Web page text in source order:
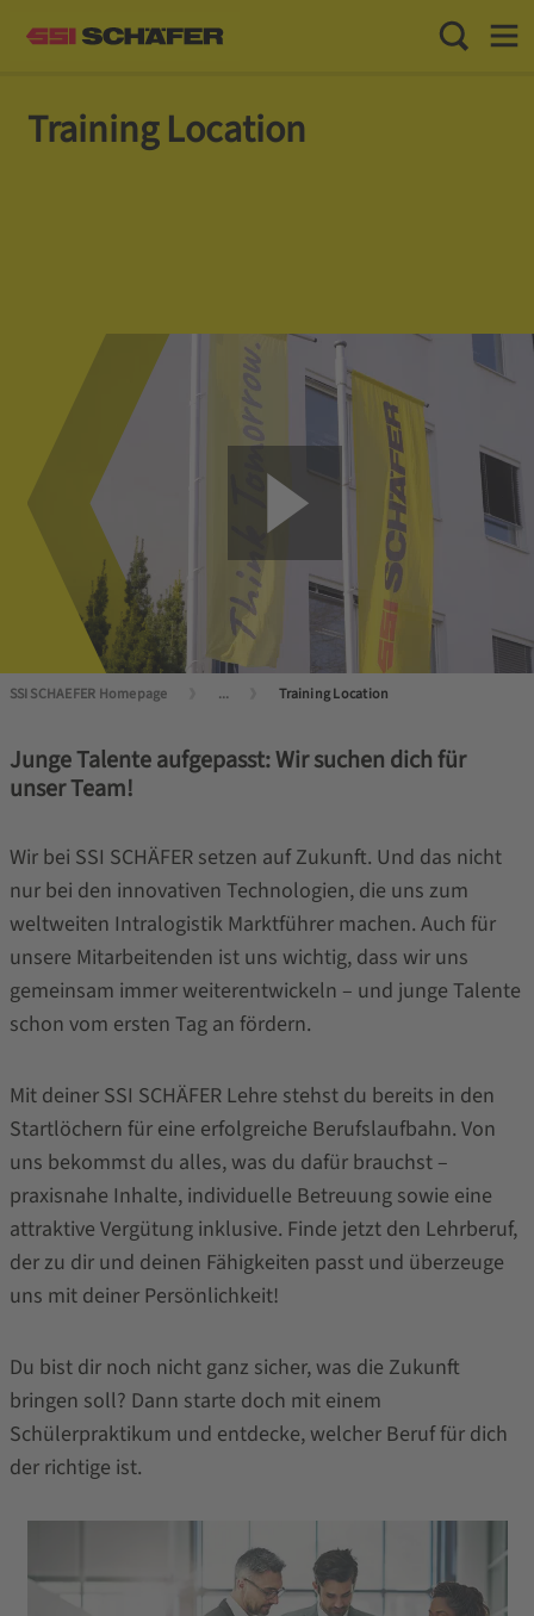
Toggle
Training Location
SSI SCHAEFER Homepage ... Training Location
Junge Talente aufgepasst: Wir suchen dich für
unser Team!
Wir bei SSI SCHÄFER setzen auf Zukunft. Und das nicht
nur bei den innovativen Technologien, die uns zum
weltweiten Intralogistik Marktführer machen. Auch für
unsere Mitarbeitenden ist uns wichtig, dass wir uns
gemeinsam immer weiterentwickeln – und junge Talente
schon vom ersten Tag an fördern.
Mit deiner SSI SCHÄFER Lehre stehst du bereits in den
Startlöchern für eine erfolgreiche Berufslaufbahn. Von
uns bekommst du alles, was du dafür brauchst –
praxisnahe Inhalte, individuelle Betreuung sowie eine
attraktive Vergütung inklusive. Finde jetzt den Lehrberuf,
der zu dir und deinen Fähigkeiten passt und überzeuge
uns mit deiner Persönlichkeit!
Du bist dir noch nicht ganz sicher, was die Zukunft
bringen soll? Dann starte doch mit einem
Schülerpraktikum und entdecke, welcher Beruf für dich
der richtige ist.